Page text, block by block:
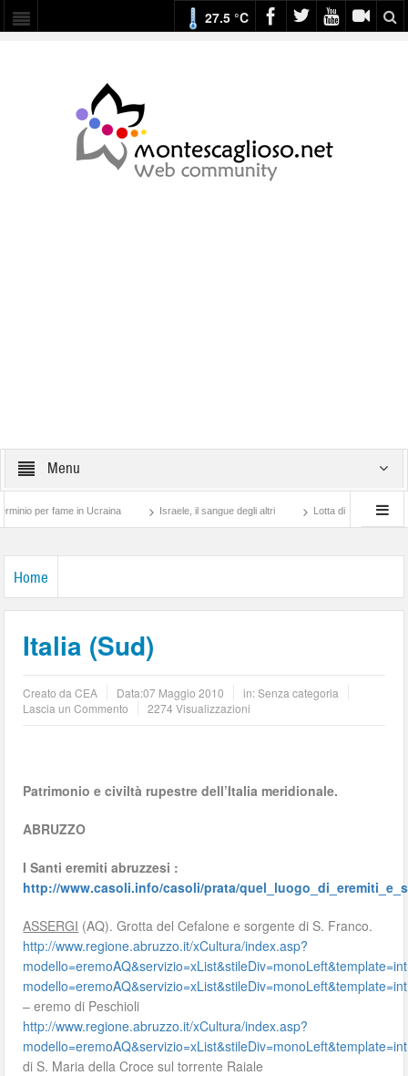
27.5 °C
Menu
in Ucraina Israele, il sangue degli altri Lotta di classe… tra preti e frati
Home
Italia (Sud)
Creato daCEA Data:07 Maggio 2010
in: Senza categoria
Lascia un Commento
2274 Visualizzazioni
Patrimonio e civiltà rupestre dell’Italia meridionale.
ABRUZZO
I Santi eremiti abruzzesi :
http://www.casoli.info/casoli/prata/
ASSERGI (AQ). Grotta del Cefalone e sorgente di S. Franco.
http://www.regione.abruzzo.it/xCultura/index.asp?
– eremo di Peschioli
http://www.regione.abruzzo.it/xCultura/index.asp?
di S. Maria della Croce sul torrente Raiale